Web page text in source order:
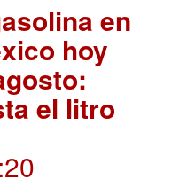
en
hoy
el litro